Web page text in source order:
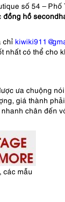
số 54 –
đồng hồ
chỉ
nhất có thể cho
ưa chuộng
giá thành
chân đến
các mẫu